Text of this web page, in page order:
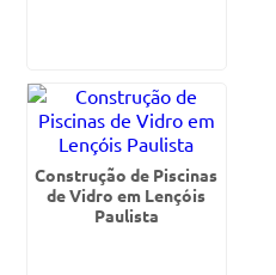
Construção de Piscinas
de Vidro em Lençóis
Paulista